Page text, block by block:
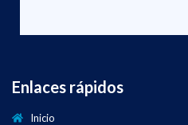
Enlaces rápidos
Inicio